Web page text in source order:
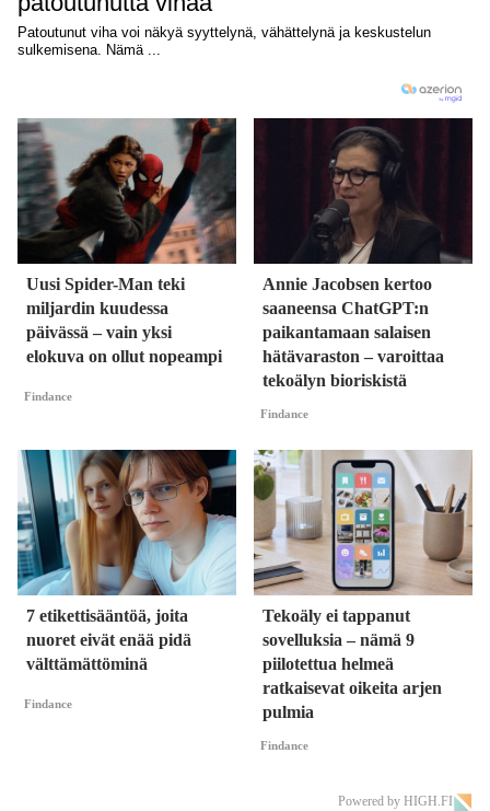
Uusi Spider-Man teki
miljardin kuudessa
päivässä – vain yksi
elokuva on ollut nopeampi
Findance
Annie Jacobsen kertoo
saaneensa ChatGPT:n
paikantamaan salaisen
hätävaraston – varoittaa
tekoälyn bioriskistä
Findance
7 etikettisääntöä, joita
nuoret eivät enää pidä
välttämättöminä
Findance
Tekoäly ei tappanut
sovelluksia – nämä 9
piilotettua helmeä
ratkaisevat oikeita arjen
pulmia
Findance
Powered by HIGH.FI